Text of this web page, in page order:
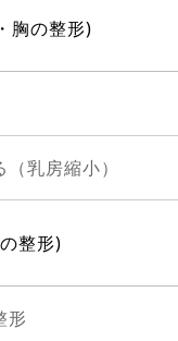
胸の整形)
乳房縮小）
整形)
形